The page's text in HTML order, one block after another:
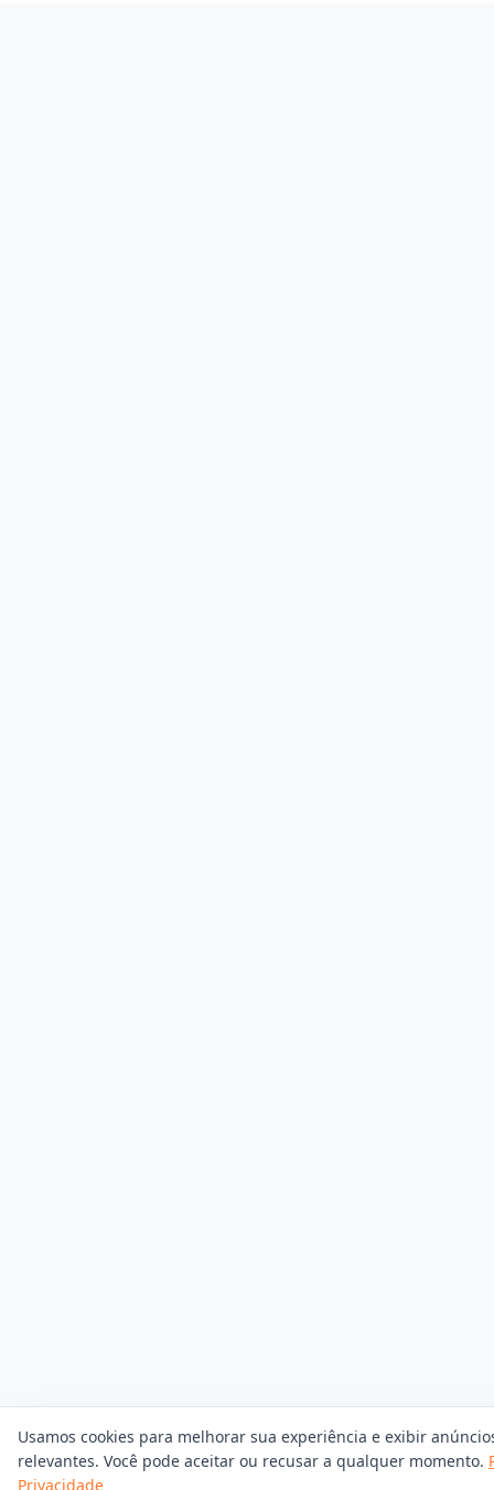
Usamos cookies para melhorar sua experiência e exibir
relevantes. Você pode aceitar ou recusar a qualquer momento.
Privacidade